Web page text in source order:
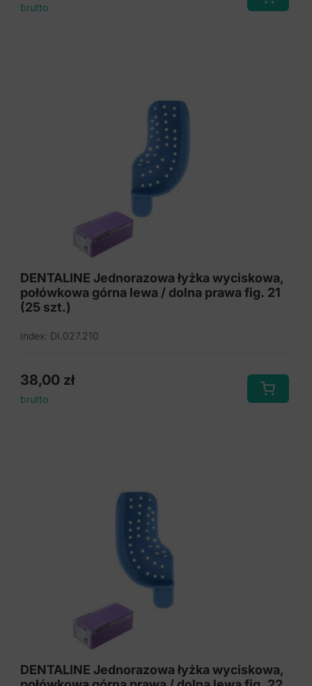
brutto
DENTALINE Jednorazowa łyżka wyciskowa,
połówkowa górna lewa / dolna prawa fig. 21
(25 szt.)
Index: DI.027.210
38,00 zł
brutto
DENTALINE Jednorazowa łyżka wyciskowa,